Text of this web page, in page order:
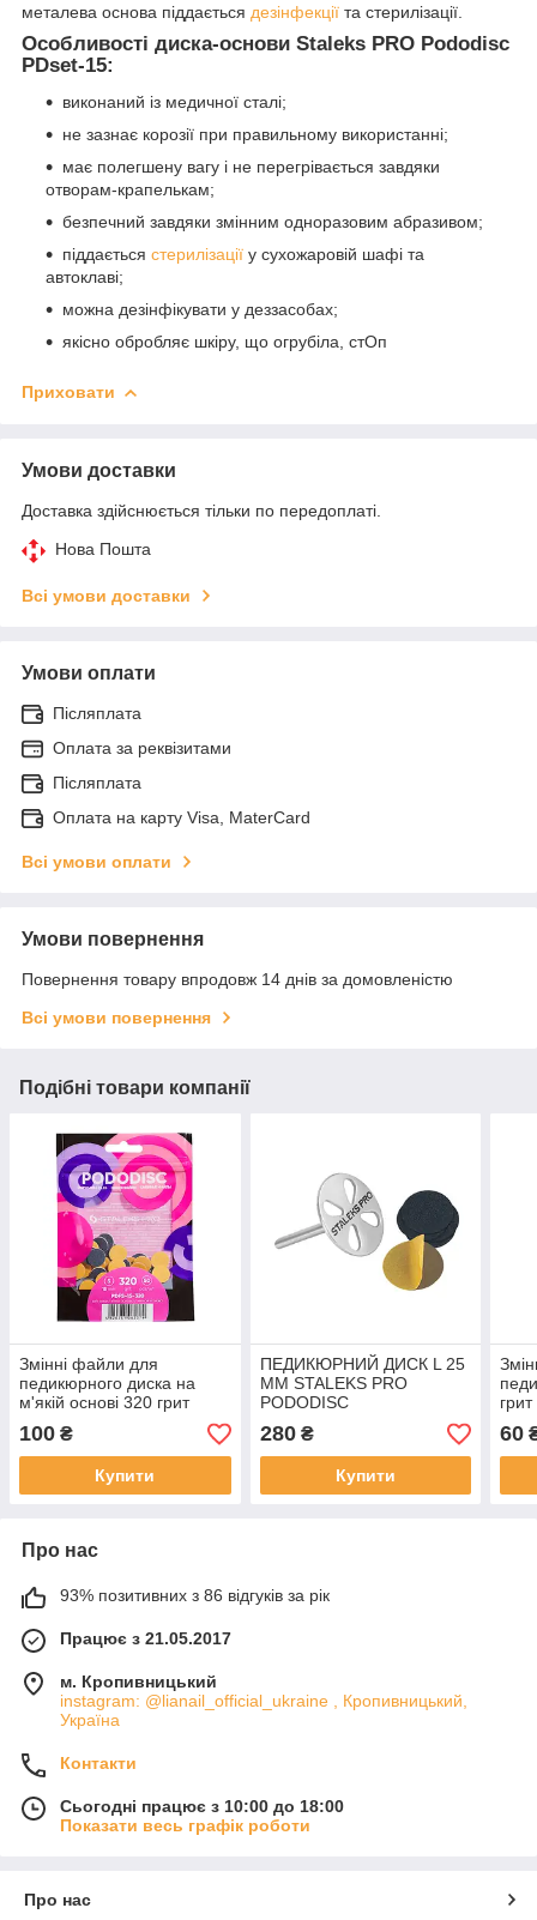
металева основа піддається дезінфекції та стерилізації.
Особливості диска-основи Staleks PRO Pododisc
PDset-15:
виконаний із медичної сталі;
не зазнає корозії при правильному використанні;
має полегшену вагу і не перегрівається завдяки
отворам-крапелькам;
безпечний завдяки змінним одноразовим абразивом;
піддається стерилізації у сухожаровій шафі та
автоклаві;
можна дезінфікувати у деззасобах;
якісно обробляє шкіру, що огрубіла, стОп
Приховати
Умови доставки
Доставка здійснюється тільки по передоплаті.
Нова Пошта
Всі умови доставки
Умови оплати
Післяплата
Оплата за реквізитами
Післяплата
Оплата на карту Visa, MaterCard
Всі умови оплати
Умови повернення
Повернення товару впродовж 14 днів за домовленістю
Всі умови повернення
Подібні товари компанії
Змінні файли для
педикюрного диска на
м'якій основі 320 грит
STALEKS PRO PODODISC
S 50 шт
100 ₴
Купити
ПЕДИКЮРНИЙ ДИСК L 25
ММ STALEKS PRO
PODODISC
280₴
Купити
шт
60
Про нас
93% позитивних з 86 відгуків за рік
Працює з 21.05.2017
м. Кропивницький
instagram: @lianail_official_ukraine , Кропивницький,
Україна
Контакти
Сьогодні працює з 10:00 до 18:00
Показати весь графік роботи
Про нас